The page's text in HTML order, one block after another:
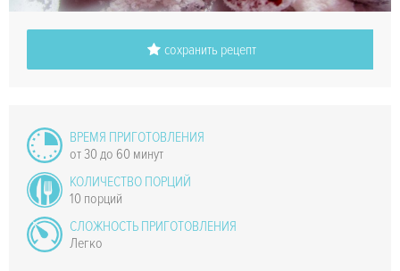
сохранить рецепт
ВРЕМЯ ПРИГОТОВЛЕНИЯ
от 30 до 60 минут
КОЛИЧЕСТВО ПОРЦИЙ
10 порций
СЛОЖНОСТЬ ПРИГОТОВЛЕНИЯ
Легко